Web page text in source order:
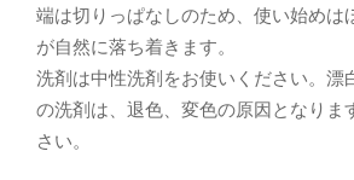
端は切りっぱなしのため、使い始めは
が自然に落ち着きます。
洗剤は中性洗剤をお使いください。漂
の洗剤は、退色、変色の原因となりま
さい。